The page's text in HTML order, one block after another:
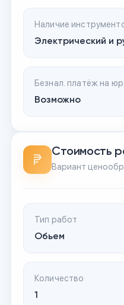
Наличие
Электрический и
Безнал. платёж на
Возможно
Стоимость
Вариант
Тип работ
Обьем
Количество
1